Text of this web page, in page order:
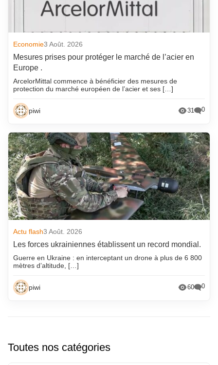
Economie3 Août. 2026
Mesures prises pour protéger le marché de l’acier en
Europe .
ArcelorMittal commence à bénéficier des mesures de
protection du marché européen de l’acier et ses […]
piwi 31 0
Actu flash3 Août. 2026
Les forces ukrainiennes établissent un record mondial.
Guerre en Ukraine : en interceptant un drone à plus de 6 800
mètres d’altitude, […]
piwi 60 0
Toutes nos catégories